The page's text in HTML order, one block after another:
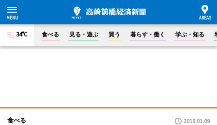
34°C 食べる 見る・遊ぶ 買う 暮らす・働く 学ぶ・知る
食べる 2019.01.09